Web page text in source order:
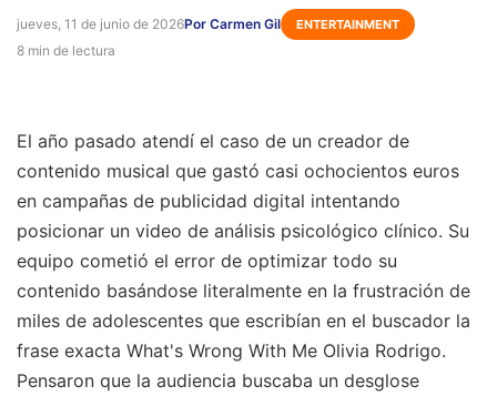
jueves, 11 de junio de 2026Por Carmen Gil ENTERTAINMENT
8 min de lectura
El año pasado atendí el caso de un creador de
contenido musical que gastó casi ochocientos euros
en campañas de publicidad digital intentando
posicionar un video de análisis psicológico clínico. Su
equipo cometió el error de optimizar todo su
contenido basándose literalmente en la frustración de
miles de adolescentes que escribían en el buscador la
frase exacta What's Wrong With Me Olivia Rodrigo.
Pensaron que la audiencia buscaba un desglose